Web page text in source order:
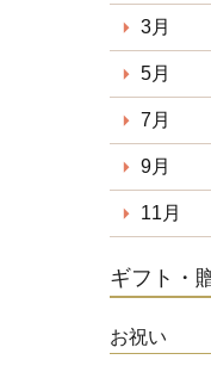
3月
5月
7月
9月
11月
ギフト・
お祝い